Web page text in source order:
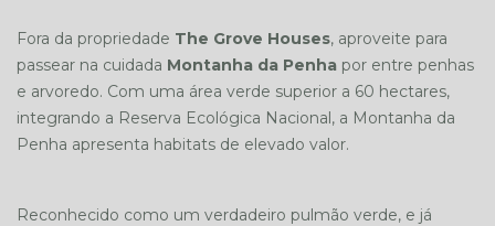
Fora da propriedade The Grove Houses, aproveite para
passear na cuidada Montanha da Penha por entre penhas
e arvoredo. Com uma área verde superior a 60 hectares,
integrando a Reserva Ecológica Nacional, a Montanha da
Penha apresenta habitats de elevado valor.
Reconhecido como um verdadeiro pulmão verde, e já